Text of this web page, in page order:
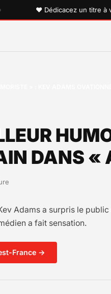
♥ Dédicacez un titre à vos
DANS «
Adams a surpris le
a fait sensation.
France →